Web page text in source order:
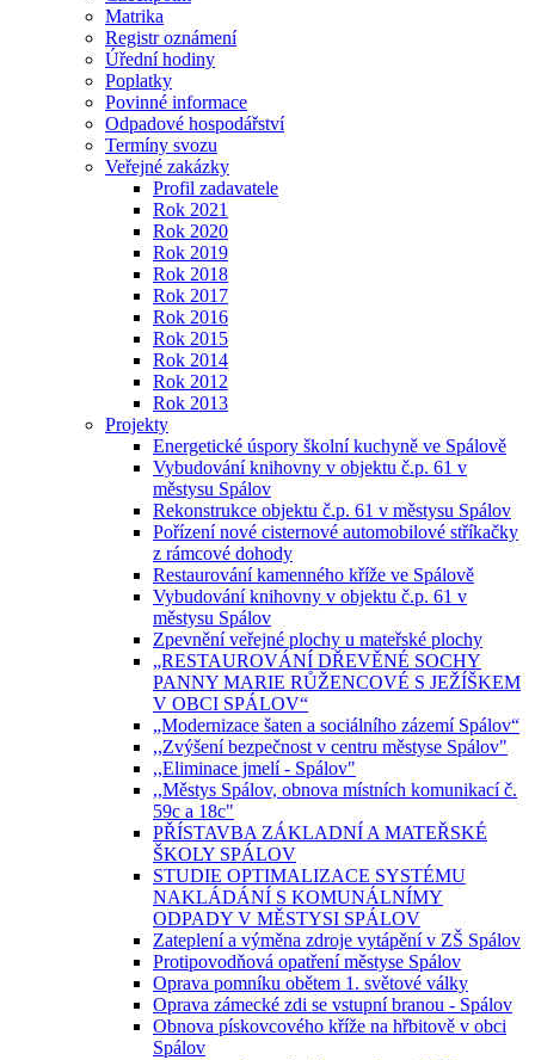
Matrika
Registr oznámení
Úřední hodiny
Poplatky
Povinné informace
Odpadové hospodářství
Termíny svozu
Veřejné zakázky
Profil zadavatele
Rok 2021
Rok 2020
Rok 2019
Rok 2018
Rok 2017
Rok 2016
Rok 2015
Rok 2014
Rok 2012
Rok 2013
Projekty
Energetické úspory školní kuchyně ve Spálově
Vybudování knihovny v objektu č.p. 61 v
městysu Spálov
Rekonstrukce objektu č.p. 61 v městysu Spálov
Pořízení nové cisternové automobilové stříkačky
z rámcové dohody
Restaurování kamenného kříže ve Spálově
Vybudování knihovny v objektu č.p. 61 v
městysu Spálov
Zpevnění veřejné plochy u mateřské plochy
„RESTAUROVÁNÍ DŘEVĚNÉ SOCHY
PANNY MARIE RŮŽENCOVÉ S JEŽÍŠKEM
V OBCI SPÁLOV“
„Modernizace šaten a sociálního zázemí Spálov“
,,Zvýšení bezpečnost v centru městyse Spálov"
,,Eliminace jmelí - Spálov"
,,Městys Spálov, obnova místních komunikací č.
59c a 18c"
PŘÍSTAVBA ZÁKLADNÍ A MATEŘSKÉ
ŠKOLY SPÁLOV
STUDIE OPTIMALIZACE SYSTÉMU
NAKLÁDÁNÍ S KOMUNÁLNÍMY
ODPADY V MĚSTYSI SPÁLOV
Zateplení a výměna zdroje vytápění v ZŠ Spálov
Protipovodňová opatření městyse Spálov
Oprava pomníku obětem 1. světové války
Oprava zámecké zdi se vstupní branou - Spálov
Obnova pískovcového kříže na hřbitově v obci
Spálov